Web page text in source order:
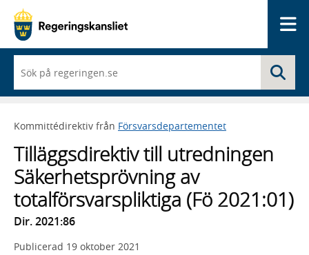
du
börjar
skriva
framträder
lista
med
sökförslag
Kommittédirektiv från Försvarsdepartementet
Tilläggsdirektiv till utredningen
Säkerhetsprövning av
totalförsvarspliktiga (Fö 2021:01)
Dir. 2021:86
Publicerad 19 oktober 2021